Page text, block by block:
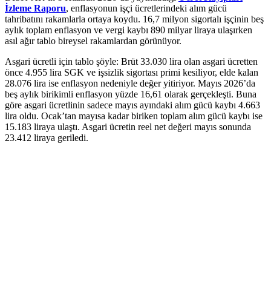
İzleme Raporu, enflasyonun işçi ücretlerindeki alım gücü
tahribatını rakamlarla ortaya koydu. 16,7 milyon sigortalı işçinin beş
aylık toplam enflasyon ve vergi kaybı 890 milyar liraya ulaşırken
asıl ağır tablo bireysel rakamlardan görünüyor.
Asgari ücretli için tablo şöyle: Brüt 33.030 lira olan asgari ücretten
önce 4.955 lira SGK ve işsizlik sigortası primi kesiliyor, elde kalan
28.076 lira ise enflasyon nedeniyle değer yitiriyor. Mayıs 2026’da
beş aylık birikimli enflasyon yüzde 16,61 olarak gerçekleşti. Buna
göre asgari ücretlinin sadece mayıs ayındaki alım gücü kaybı 4.663
lira oldu. Ocak’tan mayısa kadar biriken toplam alım gücü kaybı ise
15.183 liraya ulaştı. Asgari ücretin reel net değeri mayıs sonunda
23.412 liraya geriledi.